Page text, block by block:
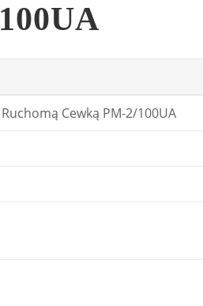
Cewką PM-2/100UA